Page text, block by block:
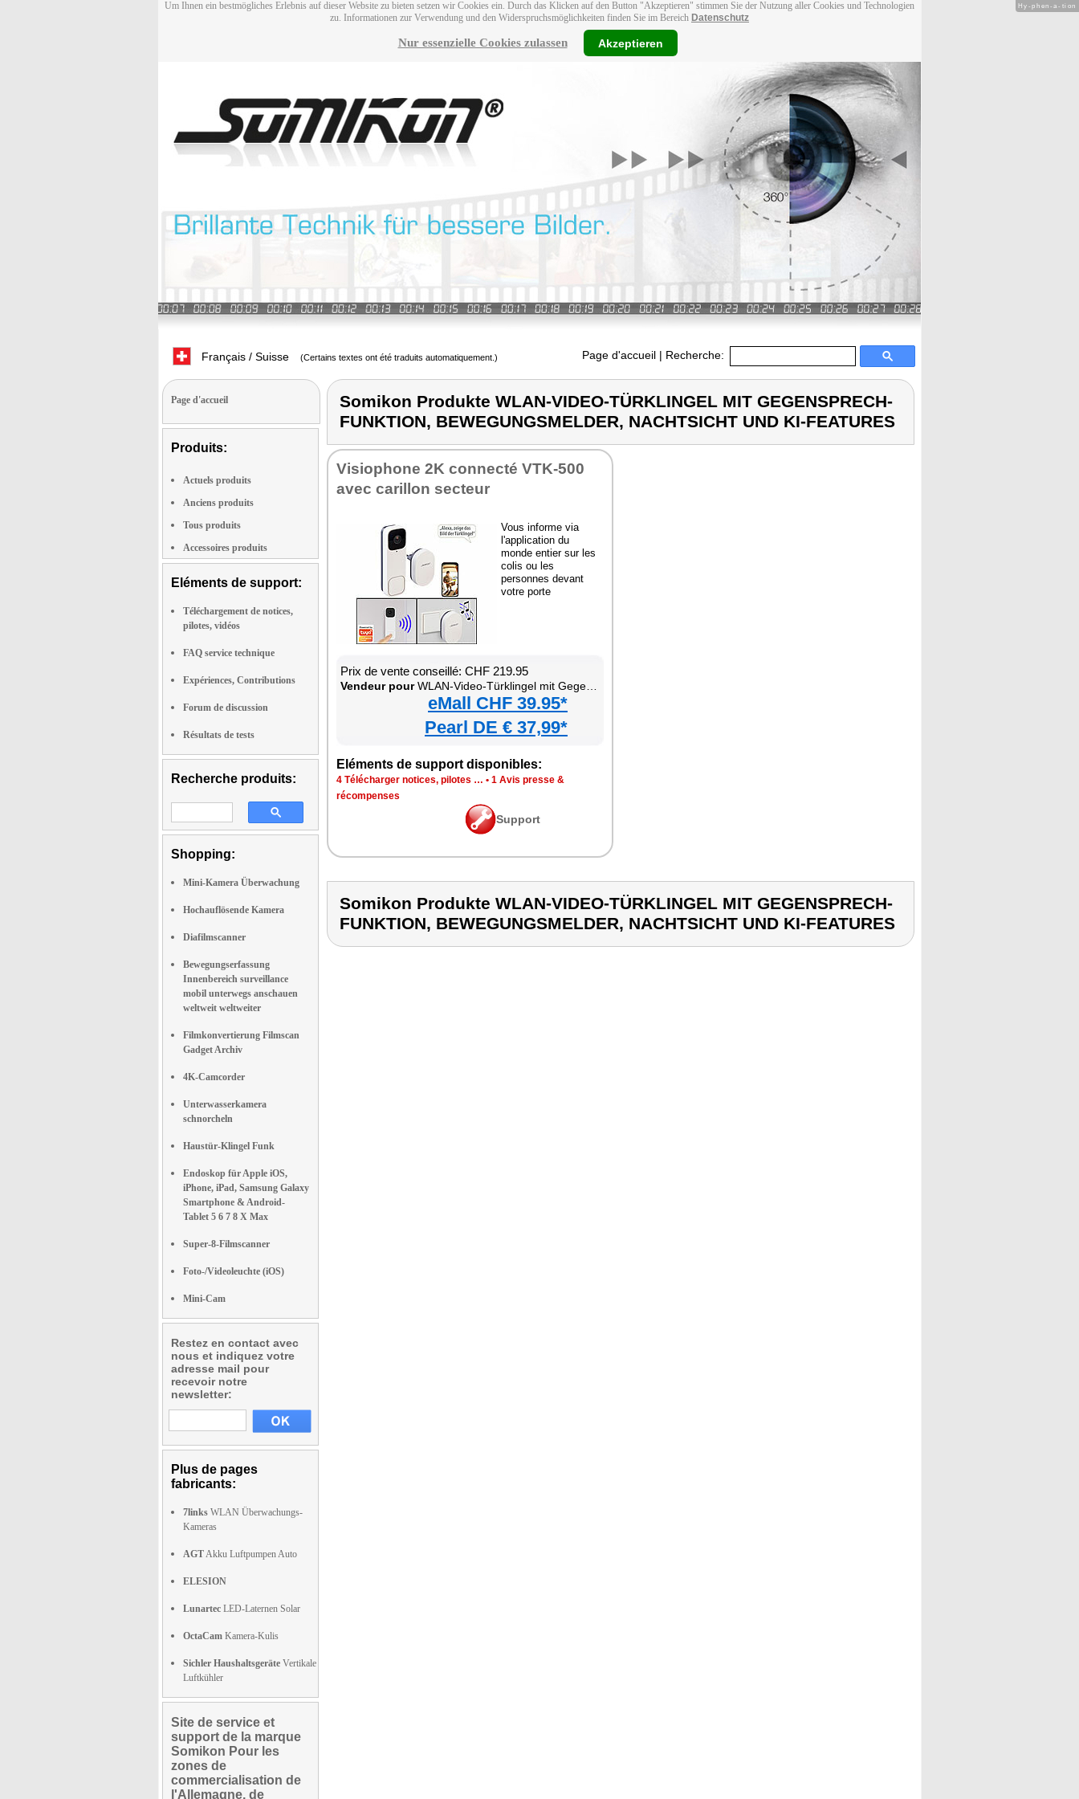
Um Ihnen ein bestmögliches Erlebnis auf dieser Website zu bieten setzen wir Cookies ein. Durch das Klicken auf den Button "Akzeptieren" stimmen Sie der Nutzung aller Cookies und Technologien
zu. Informationen zur Verwendung und den Widerspruchsmöglichkeiten finden Sie im Bereich Datenschutz
Nur essenzielle Cookies zulassen Akzeptieren
Français / Suisse (Certains textes ont été traduits automatiquement.) Page d'accueil | Recherche:
Page d'accueil
Produits:
Actuels produits
Anciens produits
Tous produits
Accessoires produits
Eléments de support:
Téléchargement de notices,
pilotes, vidéos
FAQ service technique
Expériences, Contributions
Forum de discussion
Résultats de tests
Recherche produits:
Shopping:
Mini-Kamera Überwachung
Hochauflösende Kamera
Diafilmscanner
Bewegungserfassung
Innenbereich surveillance
mobil unterwegs anschauen
weltweit weltweiter
Filmkonvertierung Filmscan
Gadget Archiv
4K-Camcorder
Unterwasserkamera
schnorcheln
Haustür-Klingel Funk
Endoskop für Apple iOS,
iPhone, iPad, Samsung Galaxy
Smartphone & Android-
Tablet 5 6 7 8 X Max
Super-8-Filmscanner
Foto-/Videoleuchte (iOS)
Mini-Cam
Restez en contact avec
nous et indiquez votre
adresse mail pour
recevoir notre
newsletter:
Plus de pages
fabricants:
7links WLAN Überwachungs-
Kameras
AGTAkku Luftpumpen Auto
ELESION
Lunartec LED-Laternen Solar
OctaCam Kamera-Kulis
Sichler Haushaltsgeräte Vertikale
Luftkühler
Site de service et
support de la marque
Somikon Pour les
zones de
commercialisation de
l'Allemagne, de
Somikon Produkte WLAN-VIDEO-TÜRKLINGEL MIT GEGENSPRECH-
FUNKTION, BEWEGUNGSMELDER, NACHTSICHT UND KI-FEATURES
Visiophone 2K connecté VTK-500
avec carillon secteur
Vous informe via
l'application du
monde entier sur les
colis ou les
personnes devant
votre porte
Prix de vente conseillé: CHF 219.95
Vendeur pourWLAN-Video-Türklingel mit Gegensprech-Funktion, Bewegungsmelder, Nachtsicht und KI-Features
eMall CHF 39.95*
Pearl DE € 37,99*
Eléments de support disponibles:
4 Télécharger notices, pilotes … • 1 Avis presse &
récompenses
Support
Somikon Produkte WLAN-VIDEO-TÜRKLINGEL MIT GEGENSPRECH-
FUNKTION, BEWEGUNGSMELDER, NACHTSICHT UND KI-FEATURES
Hy-phen-a-tion